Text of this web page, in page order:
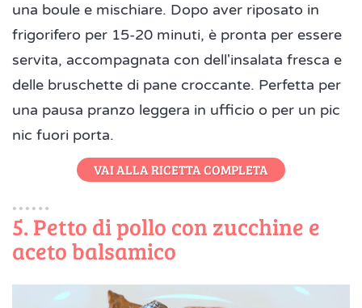
una boule e mischiare. Dopo aver riposato in
frigorifero per 15-20 minuti, è pronta per essere
servita, accompagnata con dell'insalata fresca e
delle bruschette di pane croccante. Perfetta per
una pausa pranzo leggera in ufficio o per un pic
nic fuori porta.
VAI ALLA RICETTA COMPLETA
5. Petto di pollo con zucchine e
aceto balsamico